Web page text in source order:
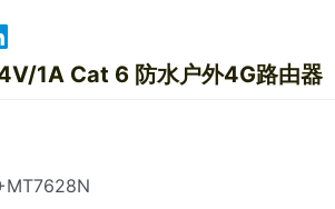
1A Cat 6 防水户外4G路由器